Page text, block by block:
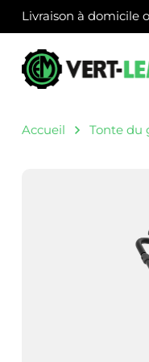
Livraison à domicile
Accueil Tonte du